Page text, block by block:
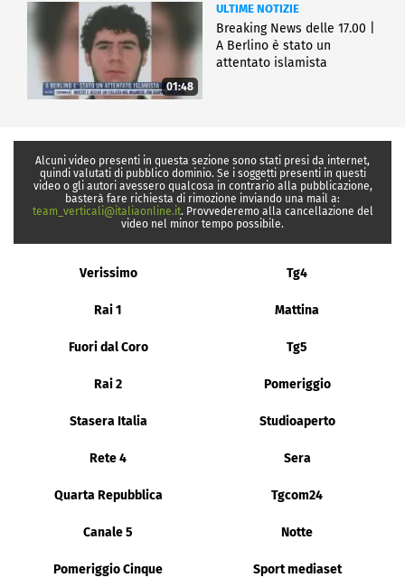
01:48
ULTIME NOTIZIE
Breaking News delle 17.00 |
A Berlino è stato un
attentato islamista
Alcuni video presenti in questa sezione sono stati presi da internet,
quindi valutati di pubblico dominio. Se i soggetti presenti in questi
video o gli autori avessero qualcosa in contrario alla pubblicazione,
basterà fare richiesta di rimozione inviando una mail a:
team_verticali@italiaonline.it. Provvederemo alla cancellazione del
video nel minor tempo possibile.
Verissimo Tg4
Rai 1 Mattina
Fuori dal Coro Tg5
Rai 2 Pomeriggio
Stasera Italia Studioaperto
Rete 4 Sera
Quarta Repubblica Tgcom24
Canale 5 Notte
Pomeriggio Cinque Sport mediaset